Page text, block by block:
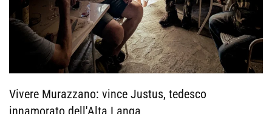
Vivere Murazzano: vince Justus, tedesco
innamorato dell'Alta Langa